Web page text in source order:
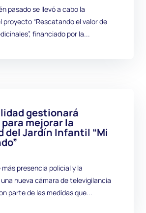
pasado se llevó a cabo la
proyecto “Rescatando el valor de
financiado por la...
gestionará
mejorar la
del Jardín Infantil “Mi
presencia policial y la
nueva cámara de televigilancia
parte de las medidas que...